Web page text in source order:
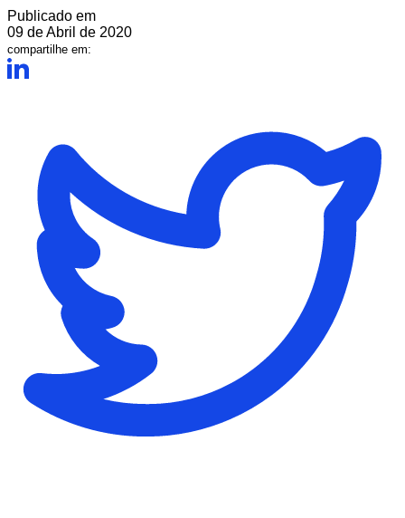
Publicado em
09 de Abril de 2020
compartilhe em: